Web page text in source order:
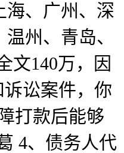
海、广州、深
州、青岛、
文140万，因
讼案件，你
打款后能够
4、债务人代